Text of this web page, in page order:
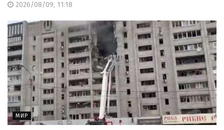
2026/08/09, 11:18
МИР